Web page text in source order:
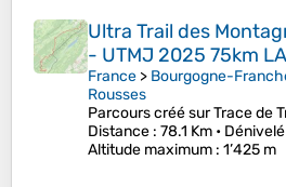
Ultra Trail des
- UTMJ 2025 75km
France > Bourgogne-
Rousses
Parcours créé sur Trace de
Distance : 78.1 Km •
Altitude maximum : 1’425 m